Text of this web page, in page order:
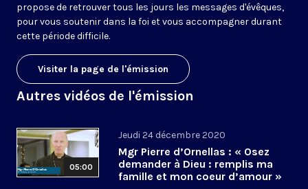
propose de retrouver tous les jours les messages d'évêques,
pour vous soutenir dans la foi et vous accompagner durant
cette période difficile.
Visiter la page de l'émission
Autres vidéos de l'émission
05:00
Jeudi 24 décembre 2020
Mgr Pierre d’Ornellas : « Osez
demander à Dieu : remplis ma
famille et mon coeur d’amour »